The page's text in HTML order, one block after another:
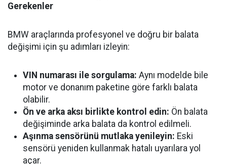
Gerekenler
BMW araçlarında profesyonel ve doğru bir balata
değişimi için şu adımları izleyin:
VIN numarası ile sorgulama: Aynı modelde bile
motor ve donanım paketine göre farklı balata
olabilir.
Ön ve arka aksı birlikte kontrol edin: Ön balata
değişiminde arka balata da kontrol edilmeli.
Aşınma sensörünü mutlaka yenileyin: Eski
sensörü yeniden kullanmak hatalı uyarılara yol
açar.